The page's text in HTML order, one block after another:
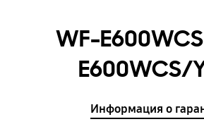
WF-
E600WCS/
Информация о